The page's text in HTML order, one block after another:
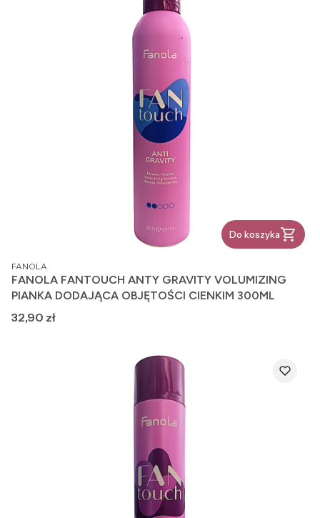
Do koszyka
PRODUCENT
FANOLA
FANOLA FANTOUCH ANTY GRAVITY VOLUMIZING
PIANKA DODAJĄCA OBJĘTOŚCI CIENKIM 300ML
Cena
32,90 zł